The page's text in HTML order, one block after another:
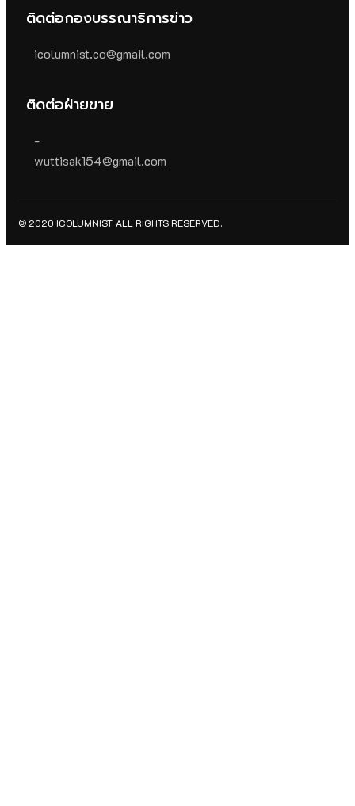
ติดต่อกองบรรณาธิการข่าว
icolumnist.co@gmail.com
ติดต่อฝ่ายขาย
-
wuttisak154@gmail.com
© 2020 ICOLUMNIST. ALL RIGHTS RESERVED.